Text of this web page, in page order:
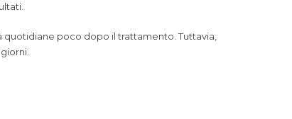
poco dopo il trattamento. Tuttavia,